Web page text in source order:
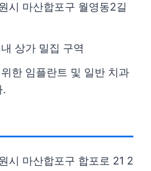
시 마산합포구 월영동2길
상가 밀집 구역
한 임플란트 및 일반 치과
.
시 마산합포구 합포로 21 2